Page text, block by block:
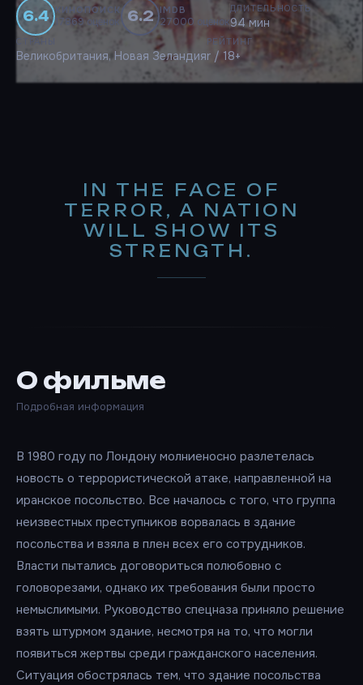
6.4 КИНОПОИСК
17869 оценок 6.2 IMDB
27000 оценок
ДЛИТЕЛЬНОСТЬ
94 мин
СТРАНЫ
Великобритания, Новая Зеландия
РЕЙТИНГ
r / 18+
IN THE FACE OF
TERROR, A NATION
WILL SHOW ITS
STRENGTH.
О фильме
Подробная информация
В 1980 году по Лондону молниеносно разлетелась
новость о террористической атаке, направленной на
иранское посольство. Все началось с того, что группа
неизвестных преступников ворвалась в здание
посольства и взяла в плен всех его сотрудников.
Власти пытались договориться полюбовно с
головорезами, однако их требования были просто
немыслимыми. Руководство спецназа приняло решение
взять штурмом здание, несмотря на то, что могли
появиться жертвы среди гражданского населения.
Ситуация обострялась тем, что здание посольства